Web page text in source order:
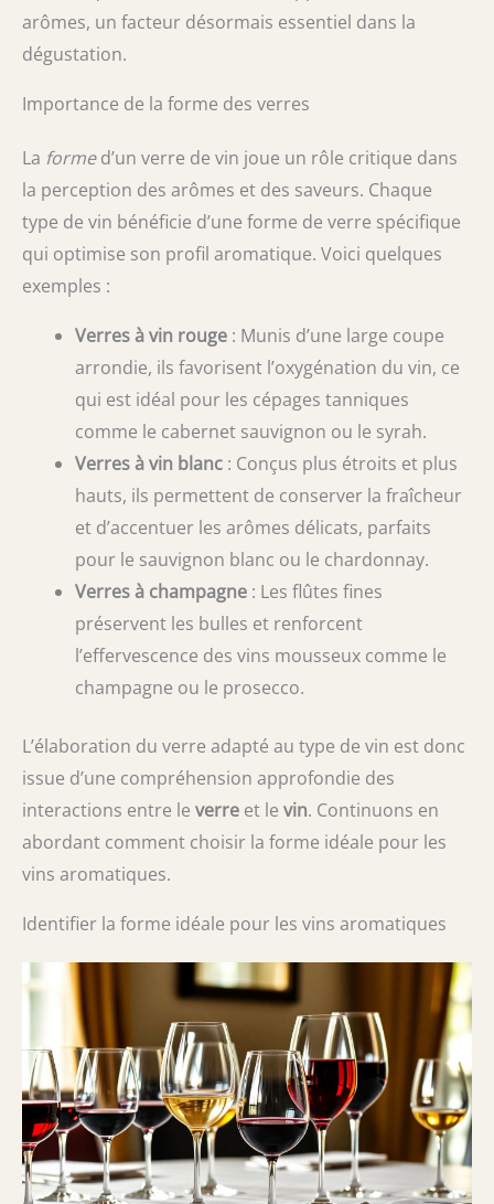
arômes, un facteur désormais essentiel dans la
dégustation.
Importance de la forme des verres
La formed’un verre de vin joue un rôle critique dans
la perception des arômes et des saveurs. Chaque
type de vin bénéficie d’une forme de verre spécifique
qui optimise son profil aromatique. Voici quelques
exemples :
Verres à vin rouge : Munis d’une large coupe
arrondie, ils favorisent l’oxygénation du vin, ce
qui est idéal pour les cépages tanniques
comme le cabernet sauvignon ou le syrah.
Verres à vin blanc : Conçus plus étroits et plus
hauts, ils permettent de conserver la fraîcheur
et d’accentuer les arômes délicats, parfaits
pour le sauvignon blanc ou le chardonnay.
Verres à champagne : Les flûtes fines
préservent les bulles et renforcent
l’effervescence des vins mousseux comme le
champagne ou le prosecco.
L’élaboration du verre adapté au type de vin est donc
issue d’une compréhension approfondie des
interactions entre le verre et le vin. Continuons en
abordant comment choisir la forme idéale pour les
vins aromatiques.
Identifier la forme idéale pour les vins aromatiques